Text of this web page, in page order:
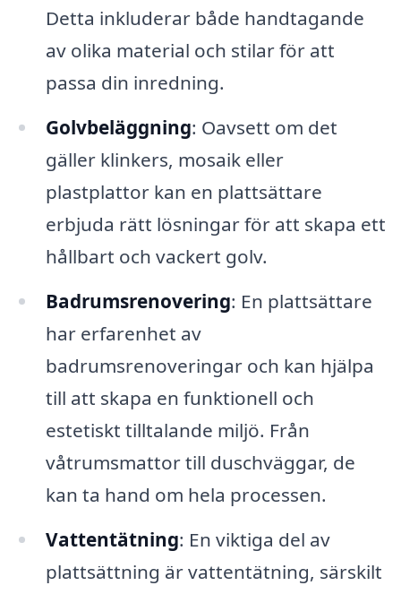
Detta inkluderar både handtagande
av olika material och stilar för att
passa din inredning.
Golvbeläggning: Oavsett om det
gäller klinkers, mosaik eller
plastplattor kan en plattsättare
erbjuda rätt lösningar för att skapa ett
hållbart och vackert golv.
Badrumsrenovering: En plattsättare
har erfarenhet av
badrumsrenoveringar och kan hjälpa
till att skapa en funktionell och
estetiskt tilltalande miljö. Från
våtrumsmattor till duschväggar, de
kan ta hand om hela processen.
Vattentätning: En viktiga del av
plattsättning är vattentätning, särskilt